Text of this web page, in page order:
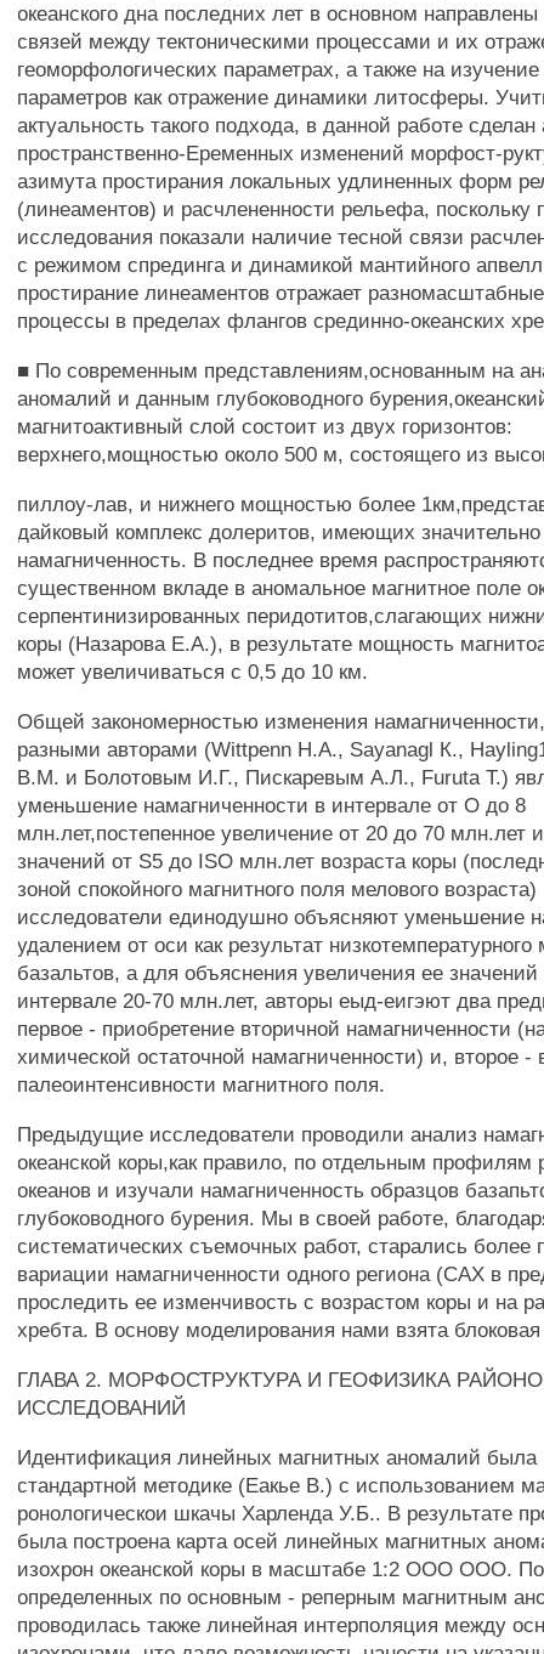
океанского дна последних лет в основном
связей между тектоническими процессами и их
геоморфологических параметрах, а также на
параметров как отражение динамики литосферы.
актуальность такого подхода, в данной работе
пространственно-Еременных изменений морфост-
азимута простирания локальных удлиненных форм
(линеаментов) и расчлененности рельефа,
исследования показали наличие тесной связи
с режимом спрединга и динамикой мантийного
простирание линеаментов отражает
процессы в пределах флангов срединно-океанских
■ По современным представлениям,основанным на
аномалий и данным глубоководного
магнитоактивный слой состоит из двух горизонтов:
верхнего,мощностью около 500 м, состоящего из
пиллоу-лав, и нижнего мощностью более
дайковый комплекс долеритов, имеющих
намагниченность. В последнее время
существенном вкладе в аномальное магнитное поле
серпентинизированных перидотитов,слагающих
коры (Назарова Е.А.), в результате мощность
может увеличиваться с 0,5 до 10 км.
Общей закономерностью изменения
разными авторами (Wittpenn H.A., Sayanagl К.,
В.М. и Болотовым И.Г., Пискаревым А.Л., Furuta Т.)
уменьшение намагниченности в интервале от О до 8
млн.лет,постепенное увеличение от 20 до 70 млн.лет
значений от S5 до ISO млн.лет возраста коры
зоной спокойного магнитного поля мелового
исследователи единодушно объясняют уменьшение
удалением от оси как результат
базальтов, а для объяснения увеличения ее
интервале 20-70 млн.лет, авторы еыд-еигэют два
первое - приобретение вторичной намагниченности
химической остаточной намагниченности) и, второе -
палеоинтенсивности магнитного поля.
Предыдущие исследователи проводили анализ
океанской коры,как правило, по отдельным профилям
океанов и изучали намагниченность образцов
глубоководного бурения. Мы в своей работе,
систематических съемочных работ, старались более
вариации намагниченности одного региона (САХ в
проследить ее изменчивость с возрастом коры и на
хребта. В основу моделирования нами взята
ГЛАВА 2. МОРФОСТРУКТУРА И ГЕОФИЗИКА
ИССЛЕДОВАНИЙ
Идентификация линейных магнитных аномалий была
стандартной методике (Еакье В.) с использованием
ронологическои шкачы Харленда У.Б.. В результате
была построена карта осей линейных магнитных
изохрон океанской коры в масштабе 1:2 ООО ООО.
определенных по основным - реперным магнитным
проводилась также линейная интерполяция между